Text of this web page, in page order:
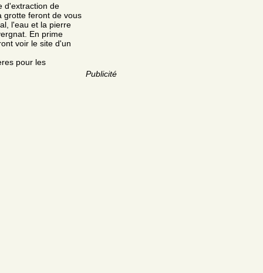
Publicité
d'extraction de
grotte feront de vous
l'eau et la pierre
En prime
voir le site d'un
pour les